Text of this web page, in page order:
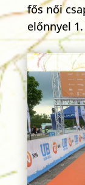
fős női
előnnyel